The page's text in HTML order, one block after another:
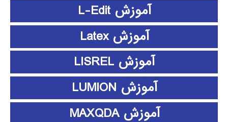
آموزش L-Edit
آموزش Latex
آموزش LISREL
آموزش LUMION
آموزش MAXQDA